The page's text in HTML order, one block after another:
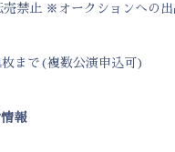
禁止 ※オークションへの
まで(複数公演申込可)
報